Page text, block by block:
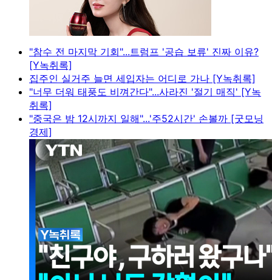
"참수 전 마지막 기회"...트럼프 '공습 보류' 진짜 이유?
[Y녹취록]
집주인 실거주 늘면 세입자는 어디로 가나 [Y녹취록]
"너무 더워 태풍도 비껴간다"...사라진 '절기 매직' [Y녹
취록]
"중국은 밤 12시까지 일해"...'주52시간' 손볼까 [굿모닝
경제]